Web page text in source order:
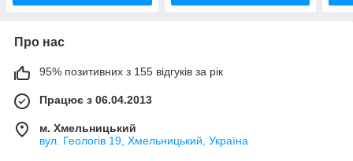
Про нас
95% позитивних з 155 відгуків за рік
Працює з 06.04.2013
м. Хмельницький
вул. Геологів 19, Хмельницький, Україна